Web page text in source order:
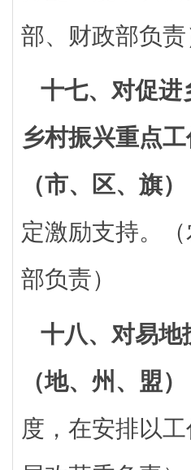
部、财政部负责
十七、对促进
乡村振兴重点
（市、区、旗）
定激励支持。
部负责）
十八、对易地
（地、州、盟）
度，在安排以